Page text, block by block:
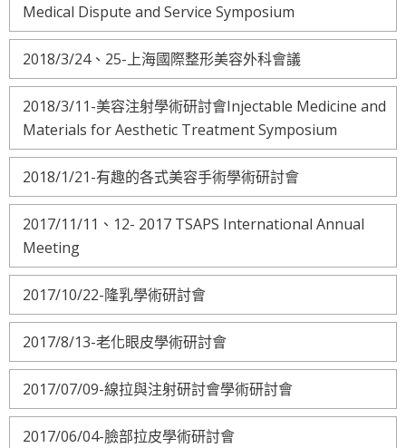
Medical Dispute and Service Symposium
2018/3/24、25-上海國際整形美容外科會議
2018/3/11-美容注射學術研討會Injectable Medicine and
Materials for Aesthetic Treatment Symposium
2018/1/21-有趣的各式美容手術學術研討會
2017/11/11、12- 2017 TSAPS International Annual
Meeting
2017/10/22-隆乳學術研討會
2017/8/13-老化眼皮學術研討會
2017/07/09-線拉與注射研討會學術研討會
2017/06/04-臉部拉皮學術研討會